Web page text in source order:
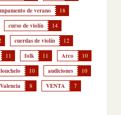
de verano 18
curso de violín 14
cuerdas de violín 12
11 folk 11 Arco 10
10 audiciones 10
Valencia 8 VENTA 7